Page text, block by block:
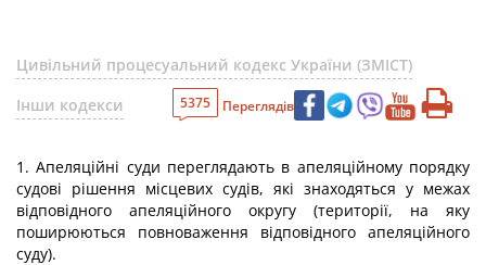
Цивільний процесуальний кодекс України (ЗМІСТ)
Інши кодекси
5375 Переглядів
1. Апеляційні суди переглядають в апеляційному порядку
судові рішення місцевих судів, які знаходяться у межах
відповідного апеляційного округу (території, на яку
поширюються повноваження відповідного апеляційного
суду).